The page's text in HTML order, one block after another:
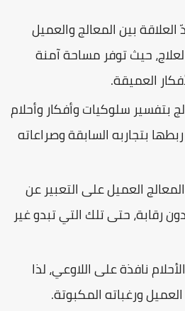
العلاقة بين المعالج والعميل
حيث توفر مساحة آمنة
العميقة.
بتفسير سلوكيات وأفكار وأحلام
بتجاربه السابقة وصراعاته
العميل على التعبير عن
رقابة، حتى تلك التي تبدو غير
نافذة على اللاوعي، لذا
ورغباته المكبوتة.